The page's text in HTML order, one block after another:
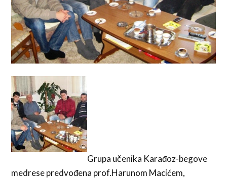
Grupa učenika Karađoz-begove
medrese predvođena prof.Harunom Macićem,